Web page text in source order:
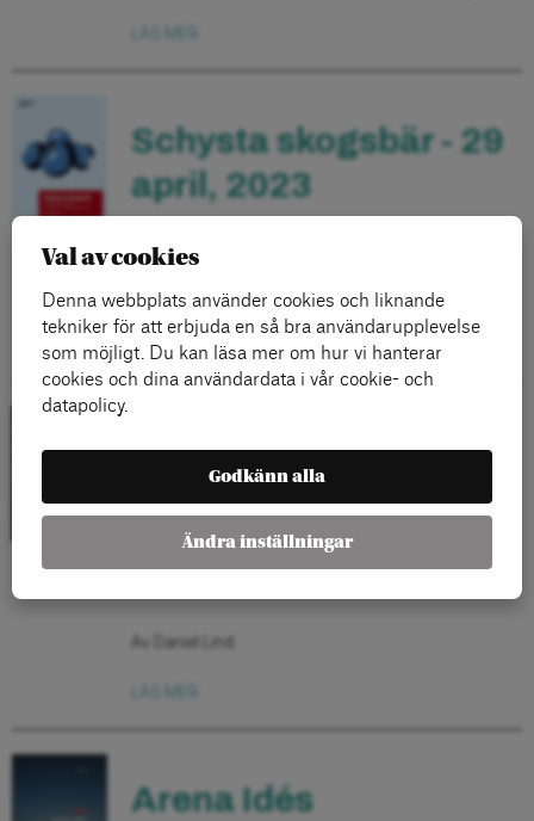
Schysta skogsbär - 29
april, 2023
– sex reformer för bättre arbetsvillkor och en
bärkraftig bärbransch.
Av Mats Wingborg.
LÄS MER
Facken,
produktiviteten och
lönerna - 30 november,
Av Daniel Lind.
Arena Idés
Val av cookies
Denna webbplats använder cookies och liknande
tekniker för att erbjuda en så bra användarupplevelse
som möjligt. Du kan läsa mer om hur vi hanterar
cookies och dina användardata i vår cookie- och
datapolicy.
Godkänn alla
Ändra inställningar